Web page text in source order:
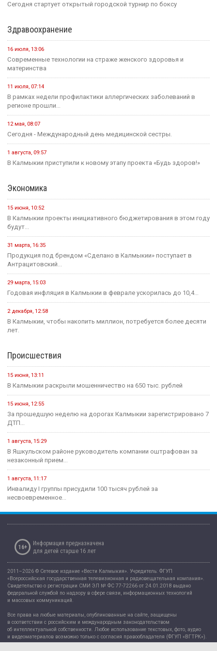
Сегодня стартует открытый городской турнир по боксу
Здравоохранение
16 июля, 13:06
Современные технологии на страже женского здоровья и
материнства
11 июля, 07:14
В рамках недели профилактики аллергических заболеваний в
регионе прошли...
12 мая, 08:07
Сегодня - Международный день медицинской сестры.
1 августа, 09:57
В Калмыкии приступили к новому этапу проекта «Будь здоров!»
Экономика
15 июня, 10:52
В Калмыкии проекты инициативного бюджетирования в этом году
будут...
31 марта, 16:35
Продукция под брендом «Сделано в Калмыкии» поступает в
Антрацитовский...
29 марта, 15:03
Годовая инфляция в Калмыкии в феврале ускорилась до 10,4...
2 декабря, 12:58
В Калмыкии, чтобы накопить миллион, потребуется более десяти
лет.
Происшествия
15 июня, 13:11
В Калмыкии раскрыли мошенничество на 650 тыс. рублей
15 июня, 12:55
За прошедшую неделю на дорогах Калмыкии зарегистрировано 7
ДТП...
1 августа, 15:29
В Яшкульском районе руководитель компании оштрафован за
незаконный прием...
1 августа, 11:17
Инвалиду I группы присудили 100 тысяч рублей за
несвоевременное...
16+
Информация предназначена
для детей старше 16 лет
2011–2026 © Сетевое издание «Вести Калмыкия». Учредитель: ФГУП
«Всероссийская государственная телевизионная и радиовещательная компания».
Свидетельство о регистрации СМИ ЭЛ № ФС 77-72266 от 24.01.2018 выдано
федеральной службой по надзору в сфере связи, информационных технологий
и массовых коммуникаций.
Все права на любые материалы, опубликованные на сайте, защищены
в соответствии с российским и международным законодательством
об интеллектуальной собственности. Любое использование текстовых, фото, аудио
и видеоматериалов возможно только с согласия правообладателя (ФГУП «ВГТРК»).